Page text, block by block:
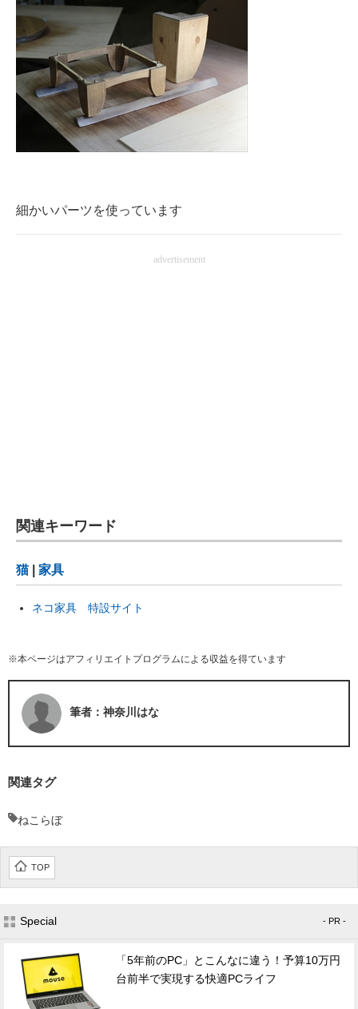
細かいパーツを使っています
advertisement
関連キーワード
猫| 家具
ネコ家具 特設サイト
※本ページはアフィリエイトプログラムによる収益を得ています
筆者：神奈川はな
関連タグ
ねこらぼ
TOP
Special - PR -
「5年前のPC」とこんなに違う！予算10万円
台前半で実現する快適PCライフ